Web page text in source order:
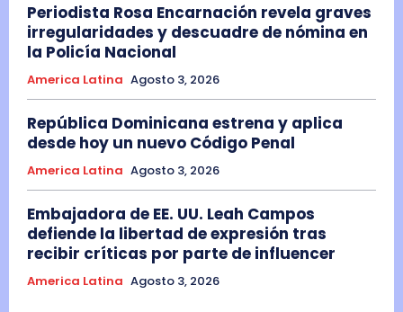
Periodista Rosa Encarnación revela graves
irregularidades y descuadre de nómina en
la Policía Nacional
America Latina Agosto 3, 2026
República Dominicana estrena y aplica
desde hoy un nuevo Código Penal
America Latina Agosto 3, 2026
Embajadora de EE. UU. Leah Campos
defiende la libertad de expresión tras
recibir críticas por parte de influencer
America Latina Agosto 3, 2026